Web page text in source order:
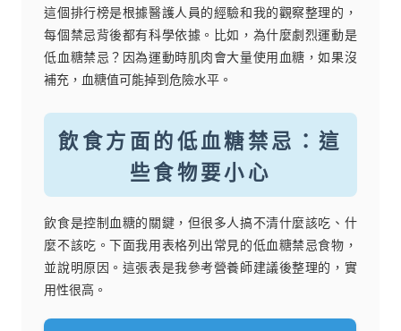
這個排行榜是根據醫護人員的經驗和我的觀察整理的，
每個禁忌背後都有科學依據。比如，為什麼劇烈運動是
低血糖禁忌？因為運動時肌肉會大量使用血糖，如果沒
補充，血糖值可能掉到危險水平。
飲食方面的低血糖禁忌：這
些食物要小心
飲食是控制血糖的關鍵，但很多人搞不清什麼該吃、什
麼不該吃。下面我用表格列出常見的低血糖禁忌食物，
並說明原因。這張表是我參考營養師建議後整理的，實
用性很高。